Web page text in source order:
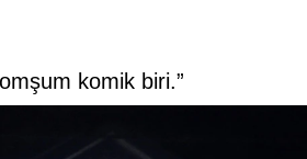
komik biri.”